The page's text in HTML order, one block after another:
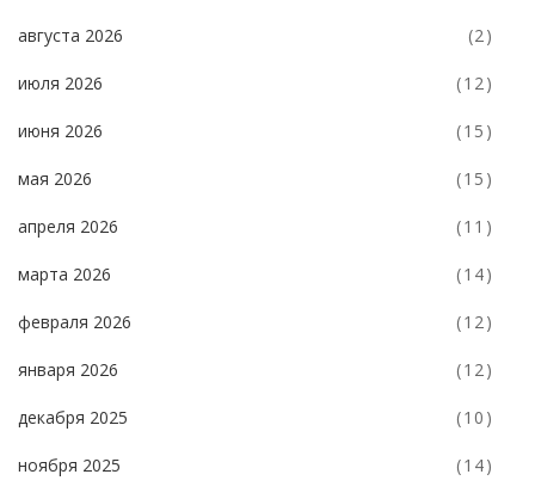
августа 2026 (2)
июля 2026 (12)
июня 2026 (15)
мая 2026 (15)
апреля 2026 (11)
марта 2026 (14)
февраля 2026 (12)
января 2026 (12)
декабря 2025 (10)
ноября 2025 (14)